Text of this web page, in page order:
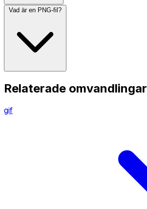
Vad är en PNG-fil?
Relaterade omvandlingar
gif